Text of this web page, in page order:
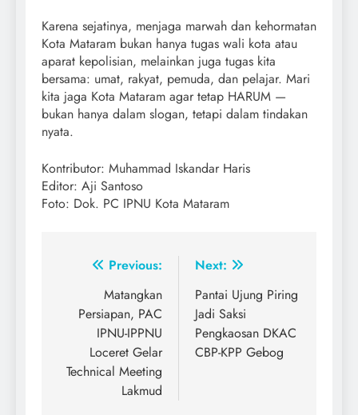
Karena sejatinya, menjaga marwah dan kehormatan
Kota Mataram bukan hanya tugas wali kota atau
aparat kepolisian, melainkan juga tugas kita
bersama: umat, rakyat, pemuda, dan pelajar. Mari
kita jaga Kota Mataram agar tetap HARUM —
bukan hanya dalam slogan, tetapi dalam tindakan
nyata.
Kontributor: Muhammad Iskandar Haris
Editor: Aji Santoso
Foto: Dok. PC IPNU Kota Mataram
Post
navigation
Previous:
Matangkan
Persiapan, PAC
IPNU-IPPNU
Loceret Gelar
Technical Meeting
Lakmud
Next:
Pantai Ujung Piring
Jadi Saksi
Pengkaosan DKAC
CBP-KPP Gebog